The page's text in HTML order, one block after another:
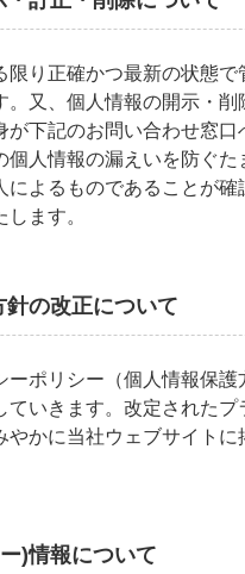
限り正確かつ最新の状態で
。又、個人情報の開示・削
が下記のお問い合わせ窓口
個人情報の漏えいを防ぐた
によるものであることが確
ます。
の改正について
ーポリシー（個人情報保護
ていきます。改定されたプ
やかに当社ウェブサイトに
)情報について